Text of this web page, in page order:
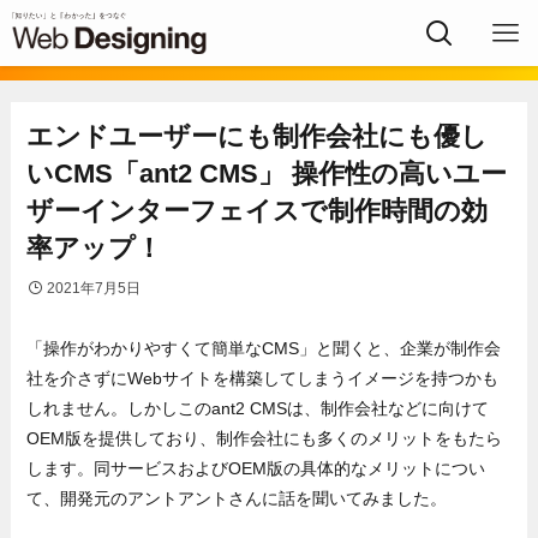
エンドユーザーにも制作会社にも優し
いCMS「ant2 CMS」 操作性の高いユー
ザーインターフェイスで制作時間の効
率アップ！
2021年7月5日
「操作がわかりやすくて簡単なCMS」と聞くと、企業が制作会
社を介さずにWebサイトを構築してしまうイメージを持つかも
しれません。しかしこのant2 CMSは、制作会社などに向けて
OEM版を提供しており、制作会社にも多くのメリットをもたら
します。同サービスおよびOEM版の具体的なメリットについ
て、開発元のアントアントさんに話を聞いてみました。